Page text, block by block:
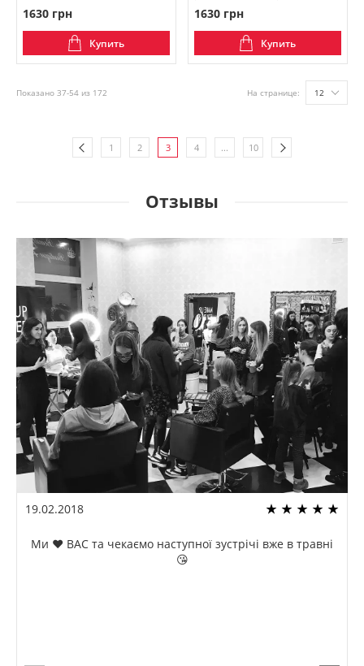
1630 грн
Купить
1630 грн
Купить
Показано 37-54 из 172 На странице: 12
1 2 3 4 ... 10
Отзывы
19.02.2018
Ми ❤️ ВАС та чекаємо наступної зустрічі вже в травні
😘